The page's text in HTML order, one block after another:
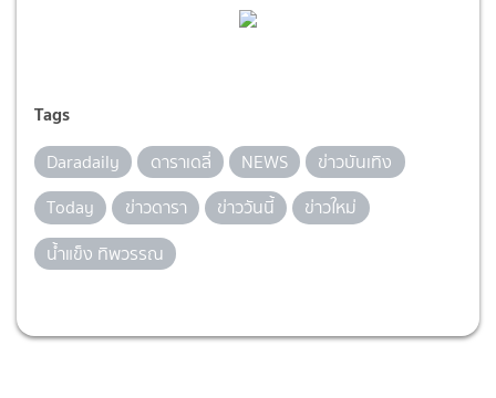
Tags
Daradaily ดาราเดลี่ NEWS
ข่าวบันเทิง
Today
ข่าวดารา ข่าววันนี้
ข่าวใหม่
น้ำแข็ง ทิพวรรณ